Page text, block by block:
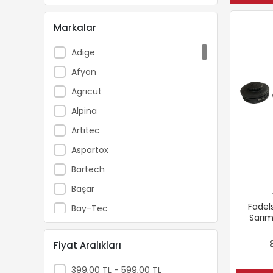
Markalar
Adige
Afyon
Agrıcut
Alpina
Artıtec
Aspartox
Bartech
Başar
Bay-Tec
Beıyuan
Beready
Boryap
Fiyat Aralıkları
399,00 TL - 599,00 TL